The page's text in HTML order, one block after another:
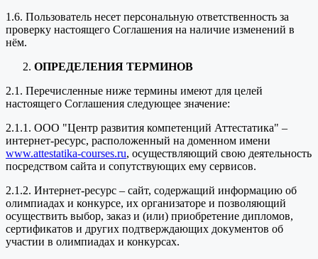
1.6. Пользователь несет персональную ответственность за
проверку настоящего Соглашения на наличие изменений в
нём.
ОПРЕДЕЛЕНИЯ ТЕРМИНОВ
2.1. Перечисленные ниже термины имеют для целей
настоящего Соглашения следующее значение:
2.1.1. ООО "Центр развития компетенций Аттестатика" –
интернет-ресурс, расположенный на доменном имени
www.attestatika-courses.ru, осуществляющий свою деятельность
посредством сайта и сопутствующих ему сервисов.
2.1.2. Интернет-ресурс – сайт, содержащий информацию об
олимпиадах и конкурсе, их организаторе и позволяющий
осуществить выбор, заказ и (или) приобретение дипломов,
сертификатов и других подтверждающих документов об
участии в олимпиадах и конкурсах.